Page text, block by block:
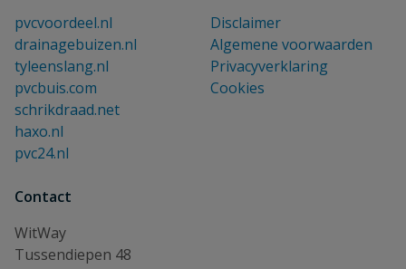
pvcvoordeel.nl
drainagebuizen.nl
tyleenslang.nl
pvcbuis.com
schrikdraad.net
haxo.nl
pvc24.nl
Disclaimer
Algemene voorwaarden
Privacyverklaring
Cookies
Contact
WitWay
Tussendiepen 48